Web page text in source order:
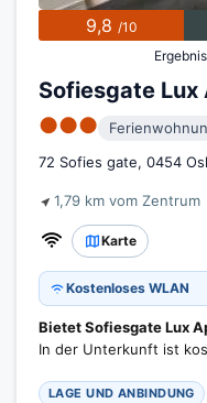
9,8 /10
Sofiesgate
●●●
72 Sofies gate, 0454
1,79 km vom Zentrum
Karte
Kostenloses WLAN
Bietet Sofiesgate Lux
In der Unterkunft ist
LAGE UND ANBINDUNG